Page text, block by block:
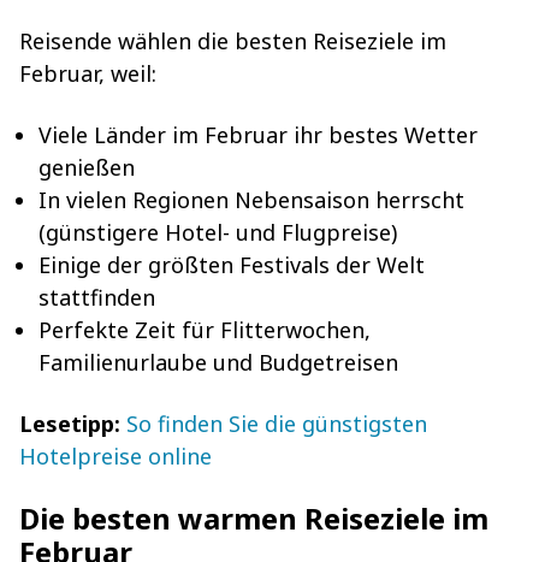
Reisende wählen die besten Reiseziele im
Februar, weil:
Viele Länder im Februar ihr bestes Wetter
genießen
In vielen Regionen Nebensaison herrscht
(günstigere Hotel- und Flugpreise)
Einige der größten Festivals der Welt
stattfinden
Perfekte Zeit für Flitterwochen,
Familienurlaube und Budgetreisen
Lesetipp: So finden Sie die günstigsten
Hotelpreise online
Die besten warmen Reiseziele im
Februar